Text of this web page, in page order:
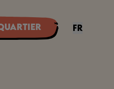
FR